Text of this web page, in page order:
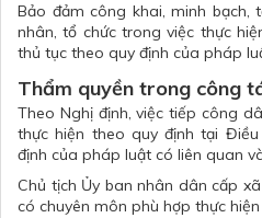
Bảo đảm công khai, minh bạch,
nhân, tổ chức trong việc thực
thủ tục theo quy định của pháp
Thẩm quyền trong công
Theo Nghị định, việc tiếp công
thực hiện theo quy định tại
định của pháp luật có liên quan
Chủ tịch Ủy ban nhân dân cấp
có chuyên môn phù hợp thực